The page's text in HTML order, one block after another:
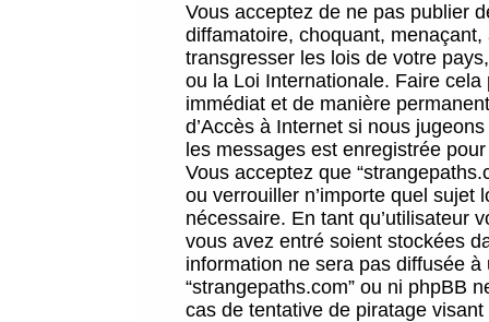
Vous acceptez de ne pas publier
diffamatoire, choquant,
transgresser les lois de votre
ou la Loi Internationale. Faire
immédiat et de manière
d’Accès à Internet si nous
les messages est enregistrée
Vous acceptez que
ou verrouiller n’importe quel sujet
nécessaire. En tant qu’utilisateur
vous avez entré soient stockées
information ne sera pas diffusée
“strangepaths.com” ou ni phpBB
cas de tentative de piratage